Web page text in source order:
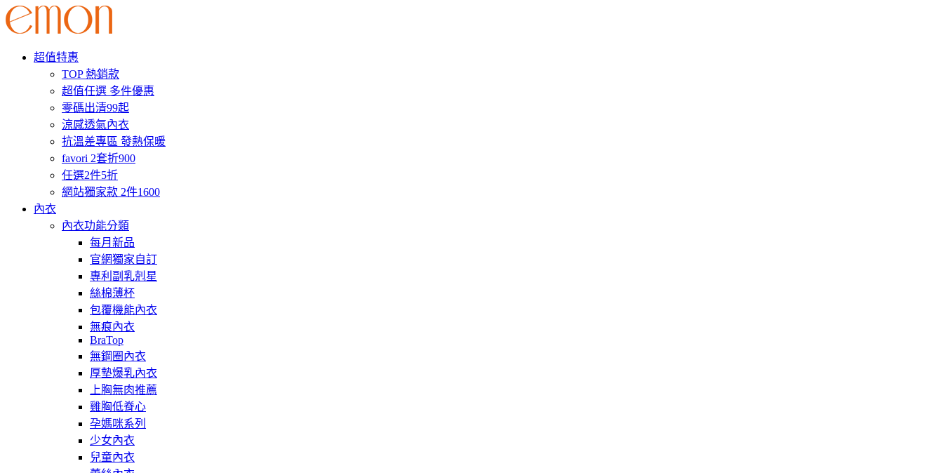
超值特惠
TOP 熱銷款
超值任選 多件優惠
零碼出清99起
涼感透氣內衣
抗溫差專區 發熱保暖
favori 2套折900
任選2件5折
網站獨家款 2件1600
內衣
內衣功能分類
每月新品
官網獨家自訂
專利副乳剋星
絲棉薄杯
包覆機能內衣
無痕內衣
BraTop
無鋼圈內衣
厚墊爆乳內衣
上胸無肉推薦
雞胸低脊心
孕媽咪系列
少女內衣
兒童內衣